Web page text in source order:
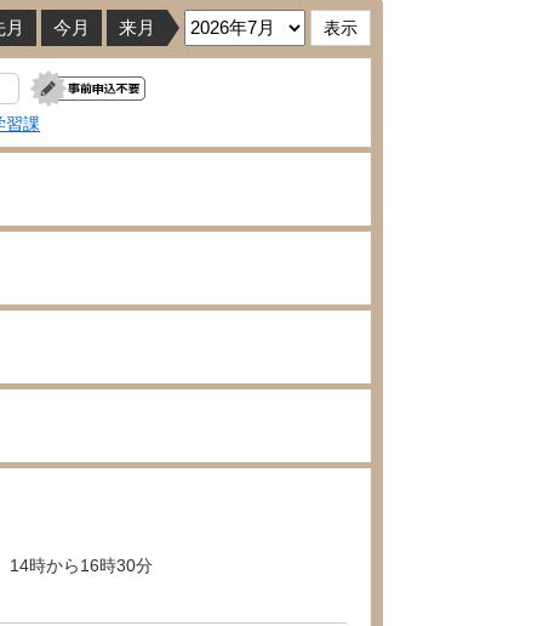
月 今月 来月
課
14時から16時30分